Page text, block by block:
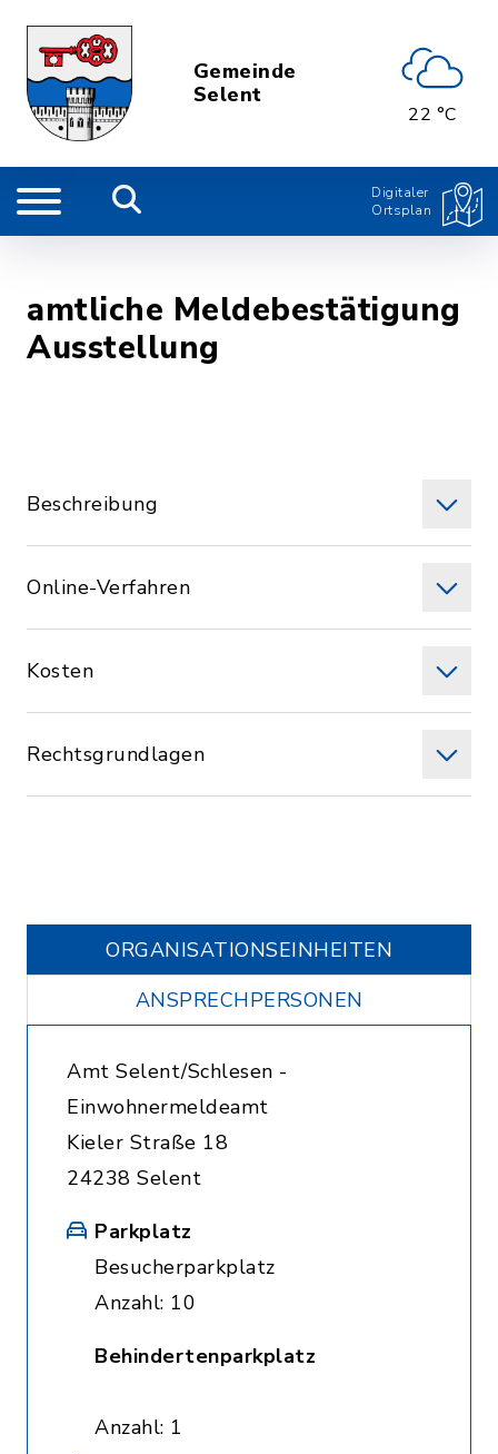
Gemeinde
Selent
22 °C
Digitaler
Ortsplan
amtliche Meldebestätigung
Ausstellung
Beschreibung
Online-Verfahren
Kosten
Rechtsgrundlagen
ORGANISATIONS­EINHEITEN
ANSPRECHPERSONEN
Amt Selent/Schlesen -
Einwohnermeldeamt
Kieler Straße 18
24238 Selent
Parkplatz
Besucherparkplatz
Anzahl: 10
Behindertenparkplatz
Anzahl: 1